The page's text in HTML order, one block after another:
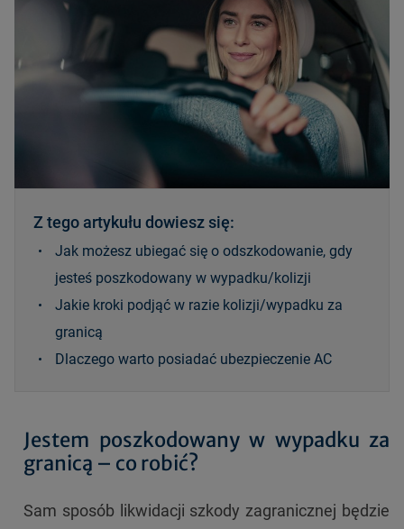
Z tego artykułu dowiesz się:
Jak możesz ubiegać się o odszkodowanie, gdy
jesteś poszkodowany w wypadku/kolizji
Jakie kroki podjąć w razie kolizji/wypadku za
granicą
Dlaczego warto posiadać ubezpieczenie AC
Jestem poszkodowany w wypadku za
granicą – co robić?
Sam sposób likwidacji szkody zagranicznej będzie